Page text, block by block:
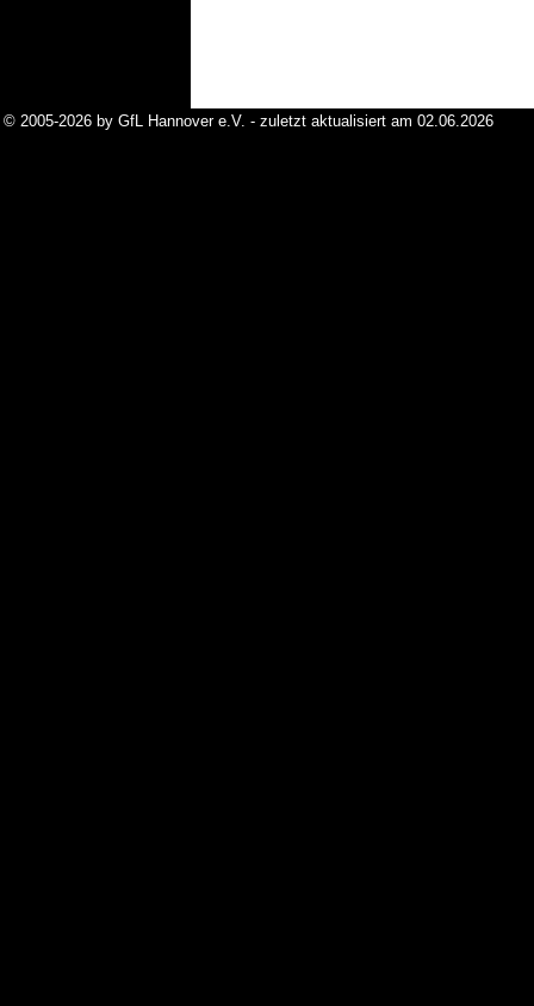
© 2005-2026 by GfL Hannover e.V. - zuletzt aktualisiert am 02.06.2026